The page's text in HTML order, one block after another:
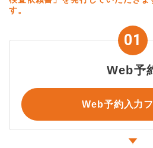
す。
Web予
Web予約入力